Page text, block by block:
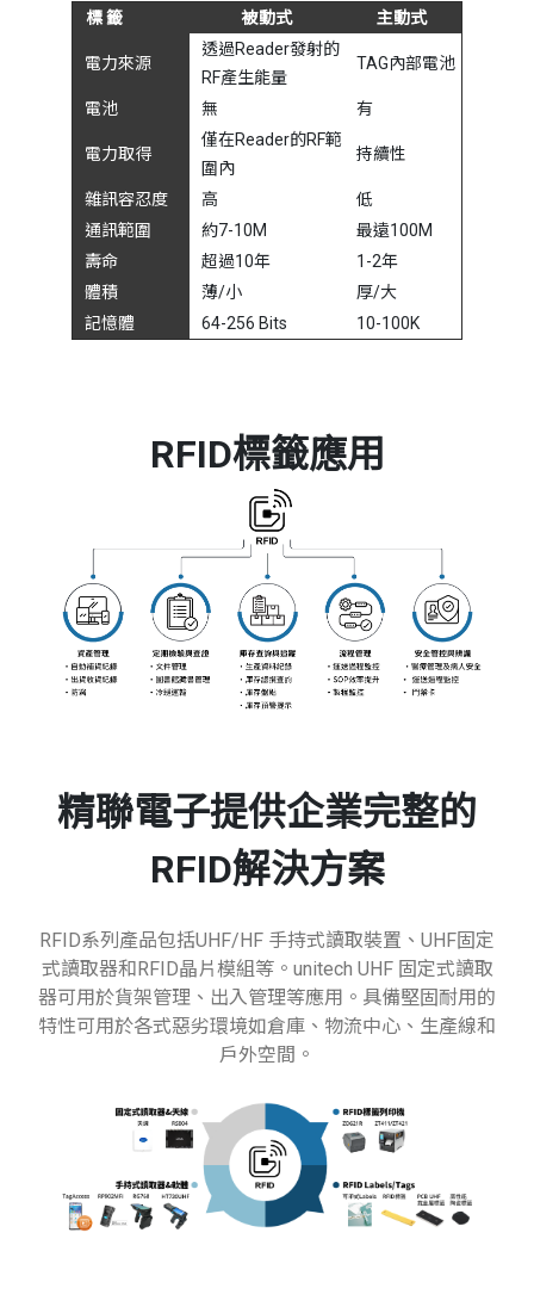
標 籤 被動式 主動式
電力來源
透過Reader發射的
RF產生能量
TAG內部電池
電池 無 有
電力取得
僅在Reader的RF範
圍內
持續性
雜訊容忍度 高
低
通訊範圍
約7-10M
最遠100M
壽命
超過10年
1-2年
體積
薄/小
厚/大
記憶體
64-256 Bits 10-100K
RFID標籤應用
精聯電子提供企業完整的
RFID解決方案
RFID系列產品包括UHF/HF 手持式讀取裝置、UHF固定
式讀取器和RFID晶片模組等。unitech UHF 固定式讀取
器可用於貨架管理、出入管理等應用。具備堅固耐用的
特性可用於各式惡劣環境如倉庫、物流中心、生產線和
戶外空間。